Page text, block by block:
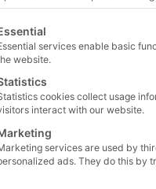
MB
MB
MB
eine Liste der
services enable basic
website.
cookies collect usage
interact with our website.
services are used by
ads. They do this by